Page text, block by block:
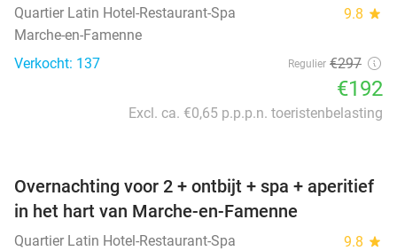
Quartier Latin Hotel-Restaurant-Spa 9.8 star
Marche-en-Famenne
Verkocht: 137
Regulier €297
€192
Excl. ca. €0,65 p.p.p.n. toeristenbelasting
Overnachting voor 2 + ontbijt + spa + aperitief
in het hart van Marche-en-Famenne
Quartier Latin Hotel-Restaurant-Spa 9.8 star